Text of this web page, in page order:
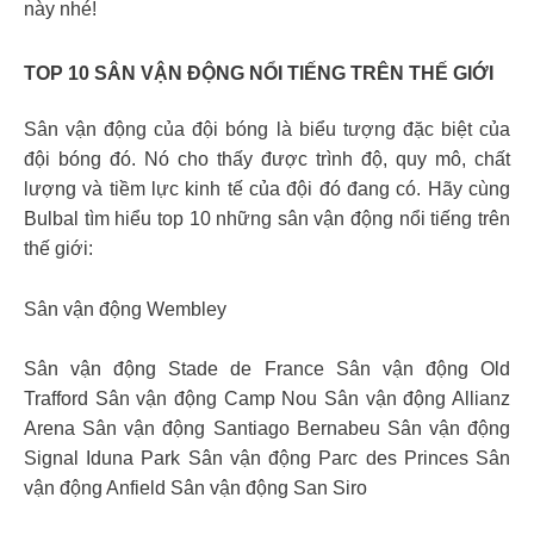
này nhé!
TOP 10 SÂN VẬN ĐỘNG NỔI TIẾNG TRÊN THẾ GIỚI
Sân vận động của đội bóng là biểu tượng đặc biệt của
đội bóng đó. Nó cho thấy được trình độ, quy mô, chất
lượng và tiềm lực kinh tế của đội đó đang có. Hãy cùng
Bulbal tìm hiểu top 10 những sân vận động nổi tiếng trên
thế giới:
Sân vận động Wembley
Sân vận động Stade de France Sân vận động Old
Trafford Sân vận động Camp Nou Sân vận động Allianz
Arena Sân vận động Santiago Bernabeu Sân vận động
Signal Iduna Park Sân vận động Parc des Princes Sân
vận động Anfield Sân vận động San Siro